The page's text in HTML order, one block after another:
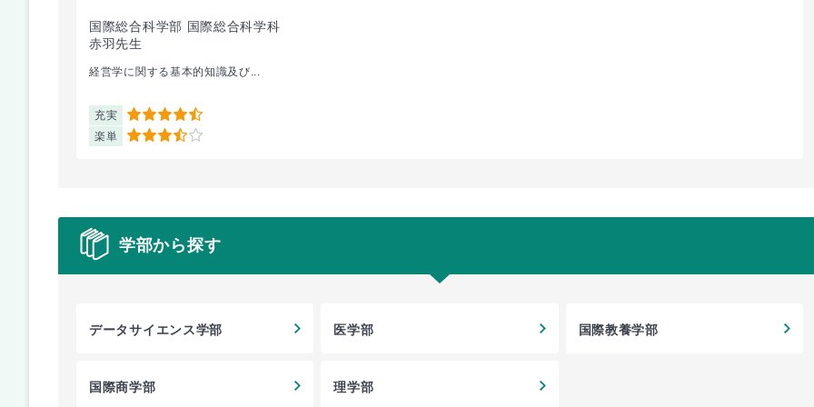
国際総合科学部 国際総合科学科
赤羽先生
経営学に関する基本的知識及び...
充実 4.5
楽単 3.5
学部から探す
データサイエンス学部 医学部 国際教養学部
国際商学部 理学部